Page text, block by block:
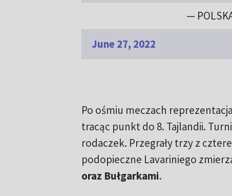
—
June 27, 2022
Po ośmiu meczach
tracąc punkt do 8. Tajlandii.
rodaczek. Przegrały trzy z
podopieczne Lavariniego
oraz Bułgarkami.